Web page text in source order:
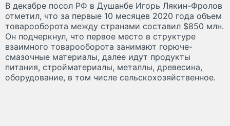
В декабре посол РФ в Душанбе Игорь Лякин-Фролов
отметил, что за первые 10 месяцев 2020 года объем
товарооборота между странами составил $850 млн.
Он подчеркнул, что первое место в структуре
взаимного товарооборота занимают горюче-
смазочные материалы, далее идут продукты
питания, стройматериалы, металлы, древесина,
оборудование, в том числе сельскохозяйственное.